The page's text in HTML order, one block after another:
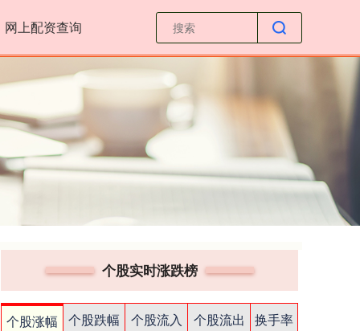
网上配资查询
个股实时涨跌榜
个股涨幅 个股跌幅 个股流入 个股流出
换手率